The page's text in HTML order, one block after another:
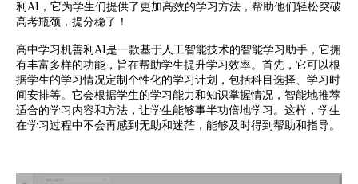
利AI，它为学生们提供了更加高效的学习方法，帮助他们轻松突破
高考瓶颈，提分稳了！
高中学习机善利AI是一款基于人工智能技术的智能学习助手，它拥
有丰富多样的功能，旨在帮助学生提升学习效率。首先，它可以根
据学生的学习情况定制个性化的学习计划，包括科目选择、学习时
间安排等。它会根据学生的学习能力和知识掌握情况，智能地推荐
适合的学习内容和方法，让学生能够事半功倍地学习。这样，学生
在学习过程中不会再感到无助和迷茫，能够及时得到帮助和指导。